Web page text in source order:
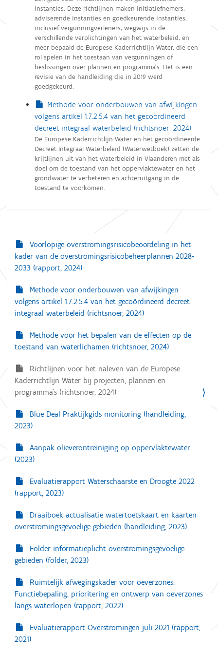
instanties. Deze richtlijnen maken initiatiefnemers,
adviserende instanties en goedkeurende instanties,
inclusief vergunningverleners, wegwijs in de
verschillende verplichtingen van het waterbeleid, en
meer bepaald de Europese Kaderrichtlijn Water, die een
rol spelen in het toestaan van vergunningen of
beslissingen over plannen en programma’s. Het is een
revisie van de handleiding die in 2019 werd
goedgekeurd.
Methode voor onderbouwen van afwijkingen
volgens artikel 1.7.2.5.4 van het gecoördineerd
decreet integraal waterbeleid (richtsnoer, 2024)
De Europese Kaderrichtlijn Water en het gecoördineerde
Decreet Integraal Waterbeleid (Waterwetboek) zetten de
krijtlijnen uit van het waterbeleid in Vlaanderen met als
doel om de toestand van het oppervlaktewater en het
grondwater te verbeteren en achteruitgang in de
toestand te voorkomen.
N
a
g
a
t
i
e
Voorlopige overstromingsrisicobeoordeling in het
kader van de overstromingsrisicobeheerplannen 2028-
2033 (rapport, 2024)
Methode voor onderbouwen van afwijkingen
volgens artikel 1.7.2.5.4 van het gecoördineerd decreet
integraal waterbeleid (richtsnoer, 2024)
Methode voor het bepalen van de effecten op de
toestand van waterlichamen (richtsnoer, 2024)
Richtlijnen voor het naleven van de Europese
Kaderrichtlijn Water bij projecten, plannen en
programma’s (richtsnoer, 2024)
Blue Deal Praktijkgids monitoring (handleiding,
2023)
Aanpak olieverontreiniging op oppervlaktewater
(2023)
Evaluatierapport Waterschaarste en Droogte 2022
(rapport, 2023)
Draaiboek actualisatie watertoetskaart en kaarten
overstromingsgevoelige gebieden (handleiding, 2023)
Folder informatieplicht overstromingsgevoelige
gebieden (folder, 2023)
Ruimtelijk afwegingskader voor oeverzones:
Functiebepaling, prioritering en ontwerp van oeverzones
langs waterlopen (rapport, 2022)
Evaluatierapport Overstromingen juli 2021 (rapport,
2021)